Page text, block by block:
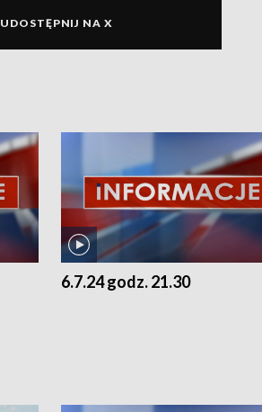
UDOSTĘPNIJ NA X
6.7.24 godz. 21.30